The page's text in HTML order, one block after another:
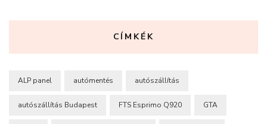
CÍMKÉK
ALP panel autómentés autószállítás
autószállítás Budapest FTS Esprimo Q920 GTA